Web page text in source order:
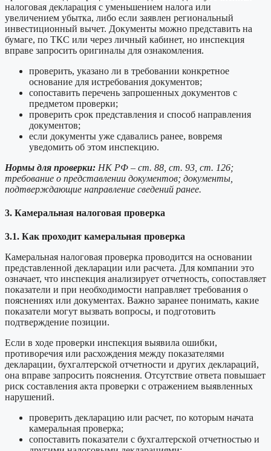
налоговая декларация с уменьшением налога или
увеличением убытка, либо если заявлен региональный
инвестиционный вычет. Документы можно представить на
бумаге, по ТКС или через личный кабинет, но инспекция
вправе запросить оригиналы для ознакомления.
проверить, указано ли в требовании конкретное
основание для истребования документов;
сопоставить перечень запрошенных документов с
предметом проверки;
проверить срок представления и способ направления
документов;
если документы уже сдавались ранее, вовремя
уведомить об этом инспекцию.
Нормы для проверки: НК РФ – ст. 88, ст. 93, ст. 126;
требование о представлении документов; документы,
подтверждающие направление сведений ранее.
3. Камеральная налоговая проверка
3.1. Как проходит камеральная проверка
Камеральная налоговая проверка проводится на основании
представленной декларации или расчета. Для компании это
означает, что инспекция анализирует отчетность, сопоставляет
показатели и при необходимости направляет требования о
пояснениях или документах. Важно заранее понимать, какие
показатели могут вызвать вопросы, и подготовить
подтверждение позиции.
Если в ходе проверки инспекция выявила ошибки,
противоречия или расхождения между показателями
декларации, бухгалтерской отчетности и других деклараций,
она вправе запросить пояснения. Отсутствие ответа повышает
риск составления акта проверки с отражением выявленных
нарушений.
проверить декларацию или расчет, по которым начата
камеральная проверка;
сопоставить показатели с бухгалтерской отчетностью и